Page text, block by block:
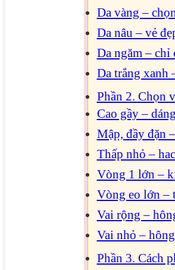
Da vàng –
Da nâu – vẻ
Da ngăm – chỉ
Da trắng xanh
Phần 2. Chọn
Cao gầy –
Mập, đầy đặn
Thấp nhỏ –
Vòng 1 lớn –
Vòng eo lớn –
Vai rộng –
Vai nhỏ –
Phần 3. Cách